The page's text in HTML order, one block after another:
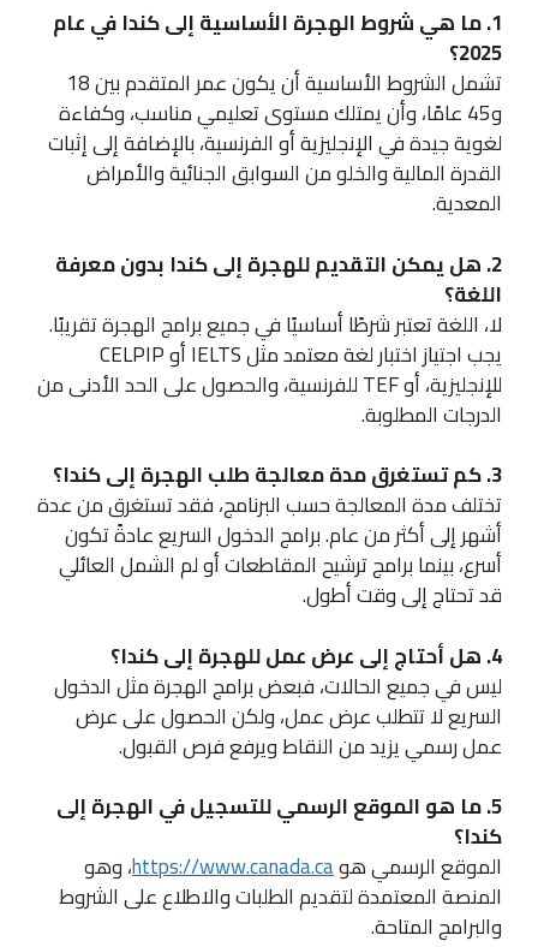
1. ما هي شروط الهجرة الأساسية إلى كندا في عام
2025؟
تشمل الشروط الأساسية أن يكون عمر المتقدم بين 18
و45 عامًا، وأن يمتلك مستوى تعليمي مناسب، وكفاءة
لغوية جيدة في الإنجليزية أو الفرنسية، بالإضافة إلى إثبات
القدرة المالية والخلو من السوابق الجنائية والأمراض
المعدية.
2. هل يمكن التقديم للهجرة إلى كندا بدون معرفة
اللغة؟
لا، اللغة تعتبر شرطًا أساسيًا في جميع برامج الهجرة تقريبًا.
يجب اجتياز اختبار لغة معتمد مثل IELTS أو CELPIP
للإنجليزية، أو TEF للفرنسية، والحصول على الحد الأدنى من
الدرجات المطلوبة.
3. كم تستغرق مدة معالجة طلب الهجرة إلى كندا؟
تختلف مدة المعالجة حسب البرنامج، فقد تستغرق من عدة
أشهر إلى أكثر من عام. برامج الدخول السريع عادةً تكون
أسرع، بينما برامج ترشيح المقاطعات أو لم الشمل العائلي
قد تحتاج إلى وقت أطول.
4. هل أحتاج إلى عرض عمل للهجرة إلى كندا؟
ليس في جميع الحالات، فبعض برامج الهجرة مثل الدخول
السريع لا تتطلب عرض عمل، ولكن الحصول على عرض
عمل رسمي يزيد من النقاط ويرفع فرص القبول.
5. ما هو الموقع الرسمي للتسجيل في الهجرة إلى
كندا؟
الموقع الرسمي هوhttps://www.canada.ca، وهو
المنصة المعتمدة لتقديم الطلبات والاطلاع على الشروط
والبرامج المتاحة.